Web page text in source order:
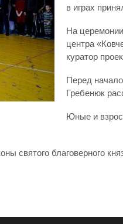
в играх
На
центра
куратор
Перед
Гребенюк
Юные и
святого благоверного